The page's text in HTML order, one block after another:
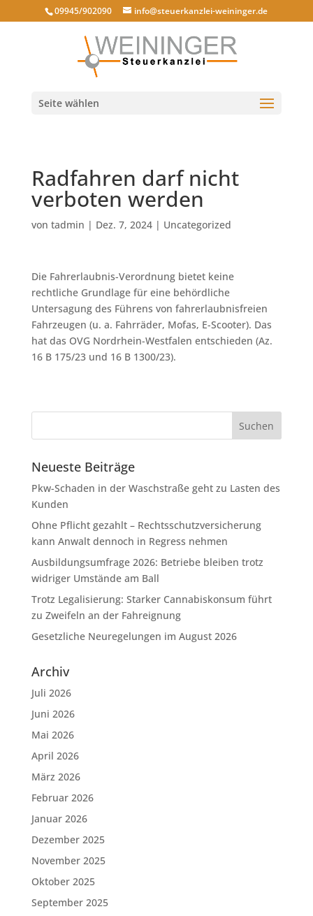
09945/902090 info@steuerkanzlei-weininger.de
Seite wählen
Radfahren darf nicht
verboten werden
von tadmin | Dez. 7, 2024| Uncategorized
Die Fahrerlaubnis-Verordnung bietet keine
rechtliche Grundlage für eine behördliche
Untersagung des Führens von fahrerlaubnisfreien
Fahrzeugen (u. a. Fahrräder, Mofas, E-Scooter). Das
hat das OVG Nordrhein-Westfalen entschieden (Az.
16 B 175/23 und 16 B 1300/23).
Neueste Beiträge
Pkw-Schaden in der Waschstraße geht zu Lasten des
Kunden
Ohne Pflicht gezahlt – Rechtsschutzversicherung
kann Anwalt dennoch in Regress nehmen
Ausbildungsumfrage 2026: Betriebe bleiben trotz
widriger Umstände am Ball
Trotz Legalisierung: Starker Cannabiskonsum führt
zu Zweifeln an der Fahreignung
Gesetzliche Neuregelungen im August 2026
Archiv
Juli 2026
Juni 2026
Mai 2026
April 2026
März 2026
Februar 2026
Januar 2026
Dezember 2025
November 2025
Oktober 2025
September 2025